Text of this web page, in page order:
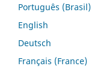
Português (Brasil)
English
Deutsch
Français (France)